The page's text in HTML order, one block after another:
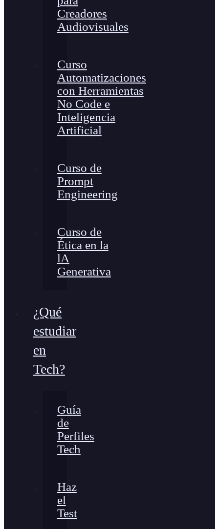
Creadores
Audiovisuales
Curso
Automatizaciones
con Herramientas
No Code e
Inteligencia
Artificial
Curso de
Prompt
Engineering
Curso de
Ética en la
lA
Generativa
¿Qué
estudiar
en
Tech?
Guía
de
Perfiles
Tech
Haz
el
Test